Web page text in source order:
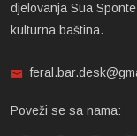
djelovanja Sua
kulturna baština.
Poveži se sa nama: